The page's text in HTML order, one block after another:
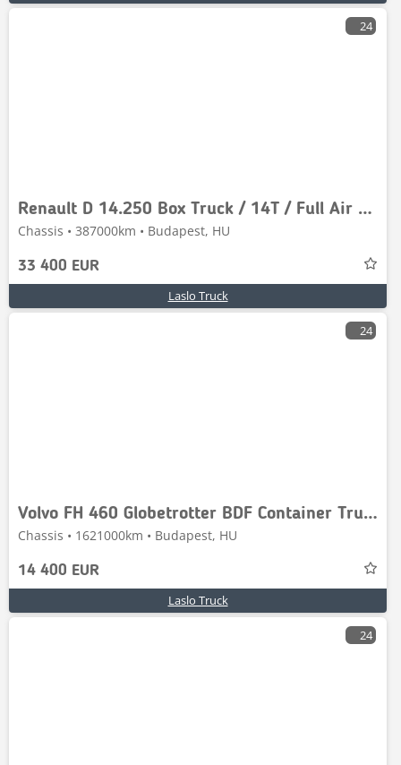
24
Renault D 14.250 Box Truck / 14T / Full Air Suspension / T
Chassis • 387000km • Budapest, HU
33 400 EUR
Laslo Truck
24
Volvo FH 460 Globetrotter BDF Container Truck / 2 XL Fue
Chassis • 1621000km • Budapest, HU
14 400 EUR
Laslo Truck
24